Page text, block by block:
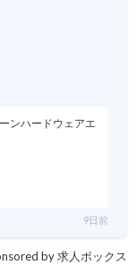
ンハードウェアエ
9日前
by 求人ボックス